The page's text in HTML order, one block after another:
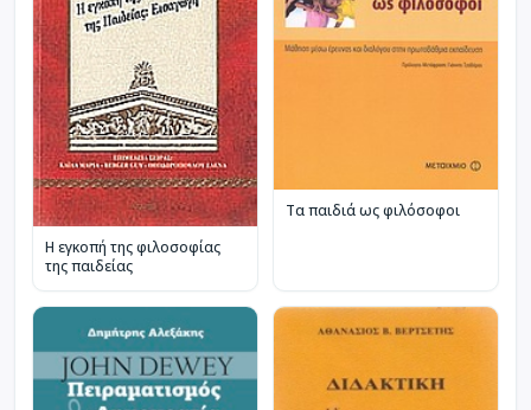
Η εγκοπή της φιλοσοφίας
της παιδείας
Τα παιδιά ως φιλόσοφοι